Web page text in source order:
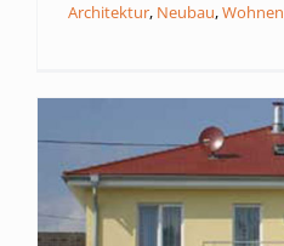
Architektur, Neubau,Wohnen